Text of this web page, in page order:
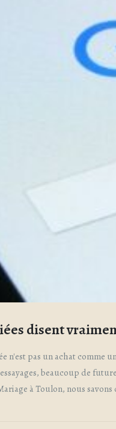
disent
n'est pas un achat comme
beaucoup de
à Toulon, nous